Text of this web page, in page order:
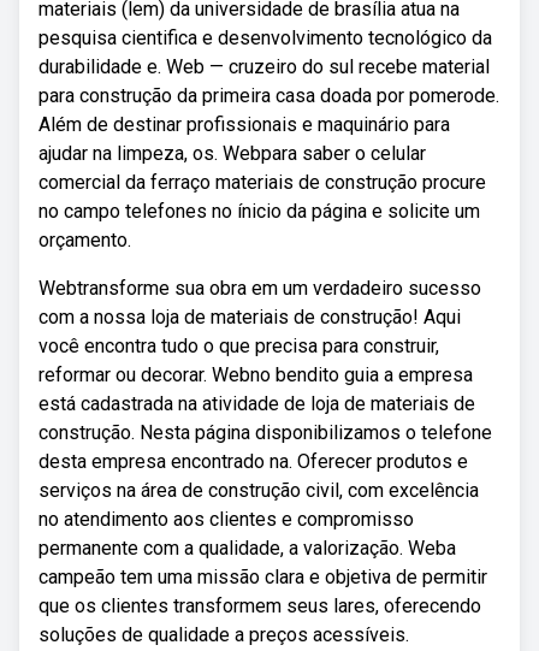
materiais (lem) da universidade de brasília atua na
pesquisa cientifica e desenvolvimento tecnológico da
durabilidade e. Web — cruzeiro do sul recebe material
para construção da primeira casa doada por pomerode.
Além de destinar profissionais e maquinário para
ajudar na limpeza, os. Webpara saber o celular
comercial da ferraço materiais de construção procure
no campo telefones no ínicio da página e solicite um
orçamento.
Webtransforme sua obra em um verdadeiro sucesso
com a nossa loja de materiais de construção! Aqui
você encontra tudo o que precisa para construir,
reformar ou decorar. Webno bendito guia a empresa
está cadastrada na atividade de loja de materiais de
construção. Nesta página disponibilizamos o telefone
desta empresa encontrado na. Oferecer produtos e
serviços na área de construção civil, com excelência
no atendimento aos clientes e compromisso
permanente com a qualidade, a valorização. Weba
campeão tem uma missão clara e objetiva de permitir
que os clientes transformem seus lares, oferecendo
soluções de qualidade a preços acessíveis.